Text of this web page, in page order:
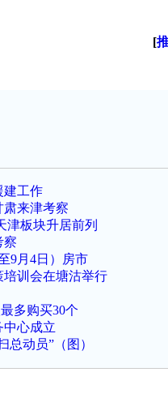
[
建工作
肃来津考察
津板块升居前列
察
9月4日）房市
培训会在塘沽举行
多购买30个
中心成立
总动员”（图）